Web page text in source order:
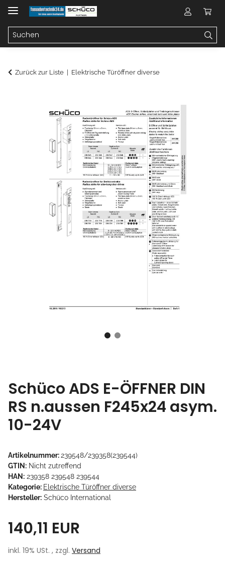
Zurück zur Liste Elektrische Türöffner diverse
Schüco ADS E-ÖFFNER DIN
RS n.aussen F245x24 asym.
10-24V
Artikelnummer:239548/239358(239544)
GTIN: Nicht zutreffend
HAN: 239358 239548 239544
Kategorie: Elektrische Türöffner diverse
Hersteller: Schüco International
140,11 EUR
inkl. 19% USt. , zzgl. Versand